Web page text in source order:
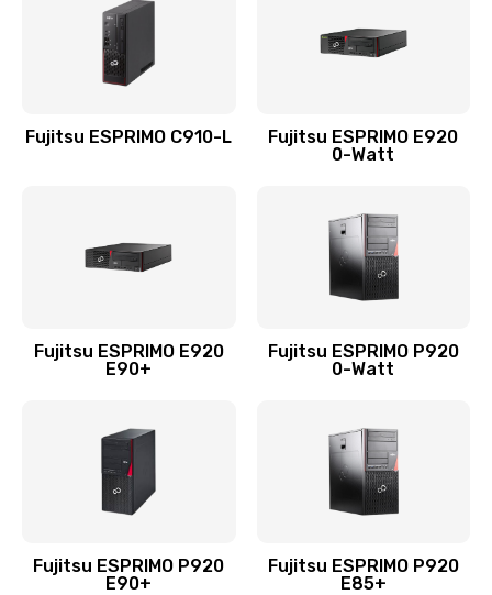
Fujitsu ESPRIMO C910-L
Fujitsu ESPRIMO E920
0-Watt
Fujitsu ESPRIMO E920
E90+
Fujitsu ESPRIMO P920
0-Watt
Fujitsu ESPRIMO P920
E90+
Fujitsu ESPRIMO P920
E85+